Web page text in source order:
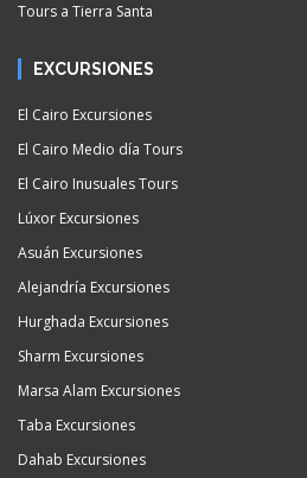
Tours a Tierra Santa
EXCURSIONES
El Cairo Excursiones
El Cairo Medio día Tours
El Cairo Inusuales Tours
Lúxor Excursiones
Asuán Excursiones
Alejandría Excursiones
Hurghada Excursiones
Sharm Excursiones
Marsa Alam Excursiones
Taba Excursiones
Dahab Excursiones